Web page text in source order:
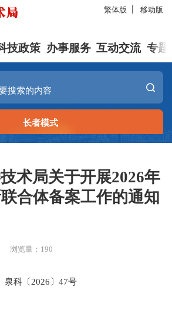
繁体版 移动版
技政策 办事服务 互动交流 专题
长者模式
术局关于开展2026年
合体备案工作的通知
浏览量： 190
泉科〔2026〕47号